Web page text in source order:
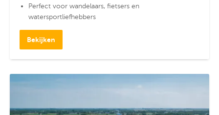
Perfect voor wandelaars, fietsers en
watersportliefhebbers
personen
Bekijken